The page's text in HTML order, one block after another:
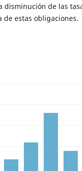
disminución de las
de estas obligaciones.